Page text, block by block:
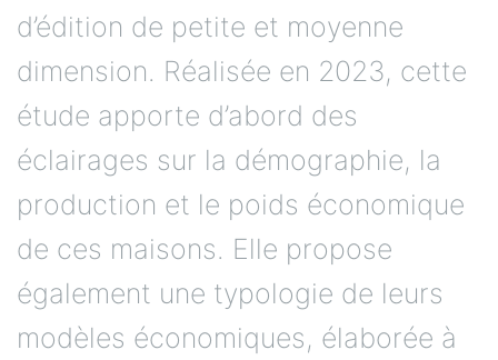
d’édition de petite et moyenne
dimension. Réalisée en 2023, cette
étude apporte d’abord des
éclairages sur la démographie, la
production et le poids économique
de ces maisons. Elle propose
également une typologie de leurs
modèles économiques, élaborée à